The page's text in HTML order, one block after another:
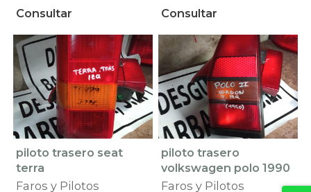
Consultar
Consultar
piloto trasero seat
terra
Faros y Pilotos
piloto trasero
volkswagen polo 1990
Faros y Pilotos